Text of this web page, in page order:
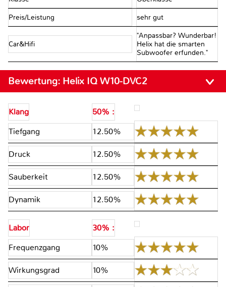
Preis/Leistung sehr gut
Car&Hifi
"Anpassbar? Wunderbar!
Helix hat die smarten
Subwoofer erfunden."
Bewertung: Helix IQ W10-DVC2
Klang
50% :
Tiefgang
12.50%
Druck 12.50%
Sauberkeit 12.50%
Dynamik 12.50%
Labor
30% :
Frequenzgang
10%
Wirkungsgrad 10%